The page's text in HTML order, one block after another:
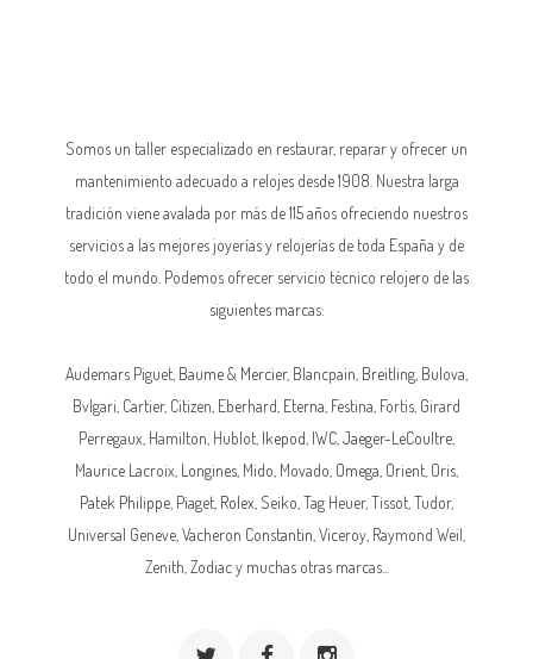
Somos un taller especializado en restaurar, reparar y ofrecer un
mantenimiento adecuado a relojes desde 1908. Nuestra larga
tradición viene avalada por más de 115 años ofreciendo nuestros
servicios a las mejores joyerías y relojerías de toda España y de
todo el mundo. Podemos ofrecer servicio técnico relojero de las
siguientes marcas:
Audemars Piguet, Baume & Mercier, Blancpain, Breitling , Bulova,
Bvlgari, Cartier, Citizen, Eberhard, Eterna , Festina, Fortis, Girard
Perregaux, Hamilton, Hublot, Ikepod IWC Jaeger-LeCoultre
Maurice Lacroix, Longines , Mido, Movado, Omega , Orient, Oris,
Patek Philippe , Piaget, Rolex , Seiko, Tag Heuer, Tissot, Tudor,
Universal Geneve, Vacheron Constantin , Viceroy, Raymond Weil,
Zenith, Zodiac y muchas otras marcas...